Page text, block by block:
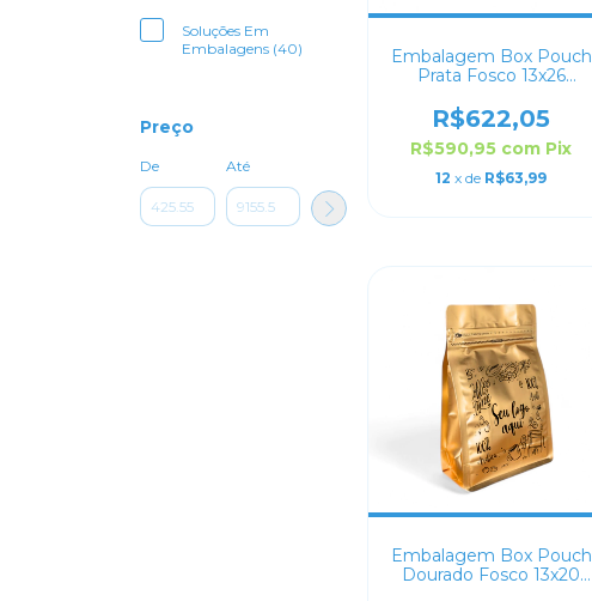
Soluções Em
Embalagens (40)
Preço
De Até
Embalagem Box Pouch
Prata Fosco 13x26
R$622,05
R$590,95 com Pix
12 x de R$63,99
Embalagem Box Pouch
Dourado Fosco 13x20